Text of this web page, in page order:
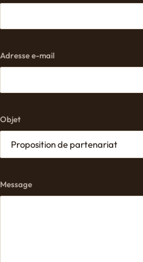
Adresse e-mail
Objet
Message